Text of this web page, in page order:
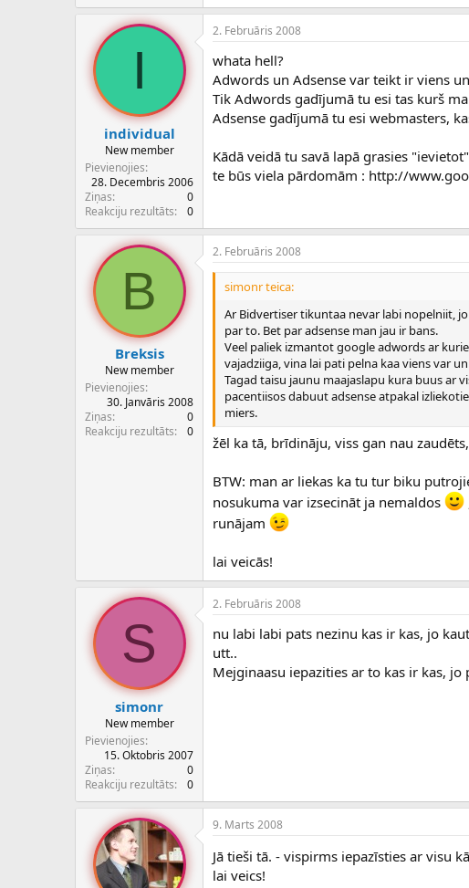
I
individual
New member
Pievienojies
28. Decembris 2006
Ziņas
0
Reakciju rezultāts
0
2. Februāris 2008
whata hell?
Adwords un Adsense var teikt ir viens
Tik Adwords gadījumā tu esi tas kurš
Adsense gadījumā tu esi webmasters,
Kādā veidā tu savā lapā grasies
te būs viela pārdomām : http://
B
Breksis
New member
Pievienojies
30. Janvāris 2008
Ziņas
0
Reakciju rezultāts
0
2. Februāris 2008
simonr teica:
Ar Bidvertiser tikuntaa nevar labi nopelniit,
par to. Bet par adsense man jau ir bans.
Veel paliek izmantot google adwords ar
vajadziiga, vina lai pati pelna kaa viens var
Tagad taisu jaunu maajaslapu kura buus ar
pacentiisos dabuut adsense atpakal
miers.
žēl ka tā, brīdināju, viss gan nau
BTW: man ar liekas ka tu tur biku
nosukuma var izsecināt ja nemaldos
runājam
lai veicās!
S
simonr
New member
Pievienojies
15. Oktobris 2007
Ziņas
0
Reakciju rezultāts
0
2. Februāris 2008
nu labi labi pats nezinu kas ir kas, jo
utt..
Mejginaasu iepazities ar to kas ir kas,
9. Marts 2008
Jā tieši tā. - vispirms iepazīsties ar visu
lai veics!